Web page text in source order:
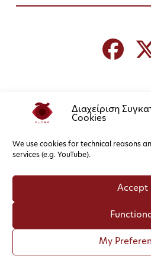
Διαχείριση
Cookies
We use cookies for technical reasons
services (e.g. YouTube).
Accept
My